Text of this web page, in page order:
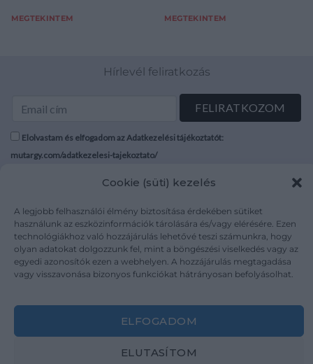
Cookie (süti) kezelés
A legjobb felhasználói élmény biztosítása érdekében sütiket
használunk az eszközinformációk tárolására és/vagy elérésére. Ezen
technológiákhoz való hozzájárulás lehetővé teszi számunkra, hogy
olyan adatokat dolgozzunk fel, mint a böngészési viselkedés vagy az
egyedi azonosítók ezen a webhelyen. A hozzájárulás megtagadása
vagy visszavonása bizonyos funkciókat hátrányosan befolyásolhat.
ELFOGADOM
ELUTASÍTOM
MEGTEKINTEM MEGTEKINTEM
Hírlevél feliratkozás
Elolvastam és elfogadom az Adatkezelési tájékoztatót:
mutargy.com/adatkezelesi-tajekoztato/
Médiaajánlat
Karrier
Kapcsolat
Áraink
ÁSZF
Adatvédelem
Impresszum